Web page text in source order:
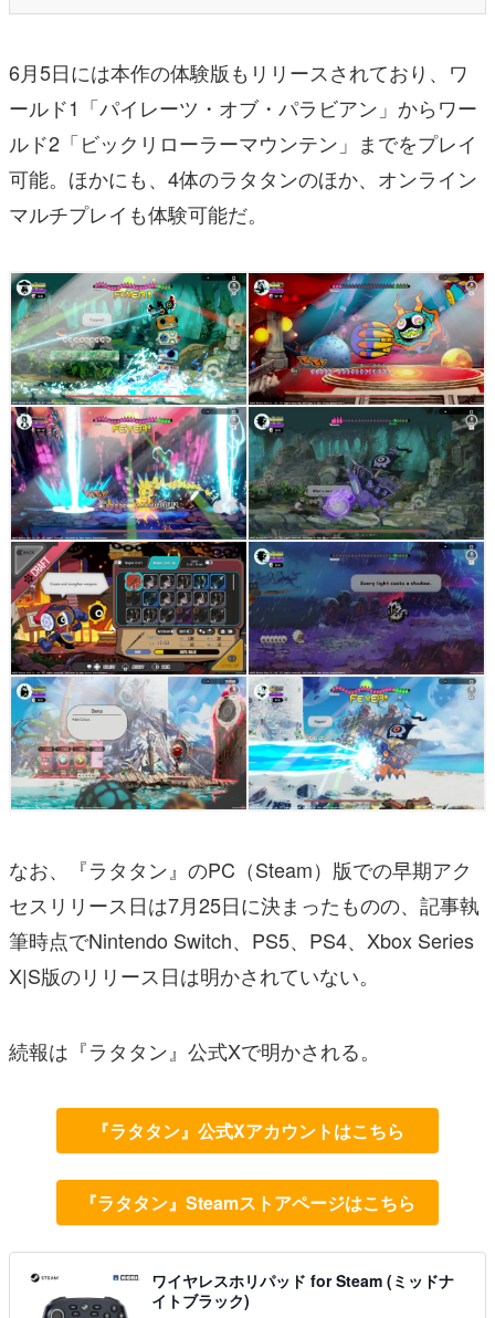
6月5日には本作の体験版もリリースされており、ワ
ールド1「パイレーツ・オブ・パラビアン」からワー
ルド2「ビックリローラーマウンテン」までをプレイ
可能。ほかにも、4体のラタタンのほか、オンライン
マルチプレイも体験可能だ。
なお、『ラタタン』のPC（Steam）版での早期アク
セスリリース日は7月25日に決まったものの、記事執
筆時点でNintendo Switch、PS5、PS4、Xbox Series
X|S版のリリース日は明かされていない。
続報は『ラタタン』公式Xで明かされる。
『ラタタン』公式Xアカウントはこちら
『ラタタン』Steamストアページはこちら
ワイヤレスホリパッド for Steam (ミッドナ
イトブラック)